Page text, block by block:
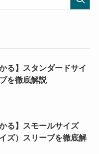
る】スタンダードサイ
を徹底解説
かる】スモールサイズ
イズ）スリーブを徹底解